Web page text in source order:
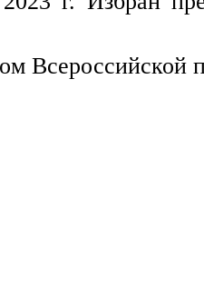
Всероссийской